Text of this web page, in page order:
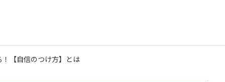
【自信のつけ方】とは